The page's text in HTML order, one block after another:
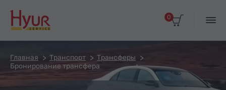
0
Главная Транспорт
Трансферы
Бронирование трансфера